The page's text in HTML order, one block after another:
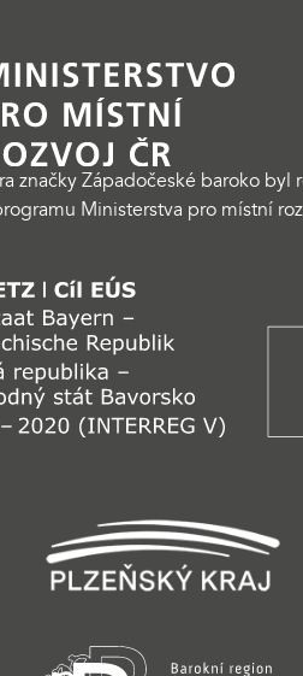
značky Západočeské baroko
Ministerstva pro místní